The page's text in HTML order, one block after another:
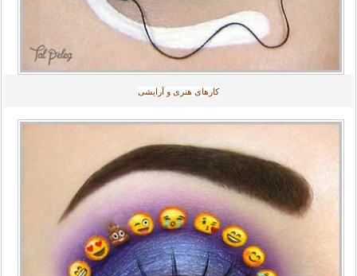
کارهای هنری و آرایشی